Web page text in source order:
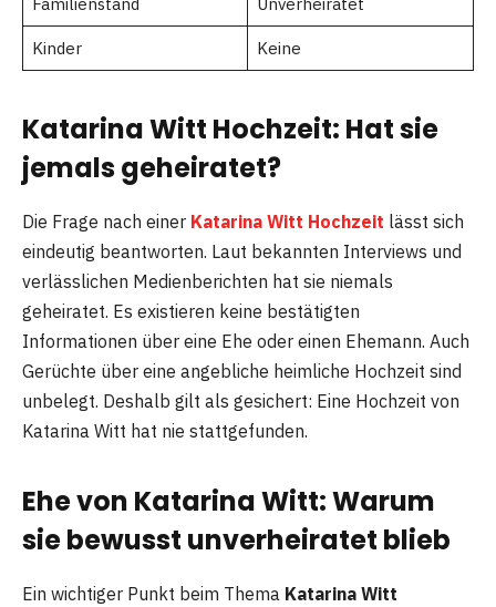
Kinder Keine
Katarina Witt Hochzeit: Hat sie
jemals geheiratet?
Die Frage nach einer Katarina Witt Hochzeit lässt sich
eindeutig beantworten. Laut bekannten Interviews und
verlässlichen Medienberichten hat sie niemals
geheiratet. Es existieren keine bestätigten
Informationen über eine Ehe oder einen Ehemann. Auch
Gerüchte über eine angebliche heimliche Hochzeit sind
unbelegt. Deshalb gilt als gesichert: Eine Hochzeit von
Katarina Witt hat nie stattgefunden.
Ehe von Katarina Witt: Warum
sie bewusst unverheiratet blieb
Ein wichtiger Punkt beim Thema Katarina Witt